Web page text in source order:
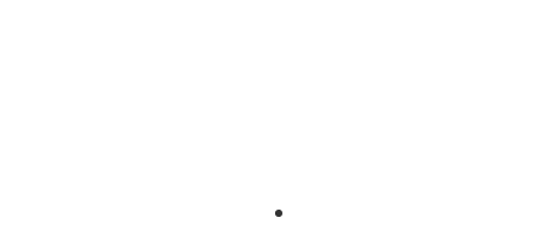
de Procédés Gaz-Liquide